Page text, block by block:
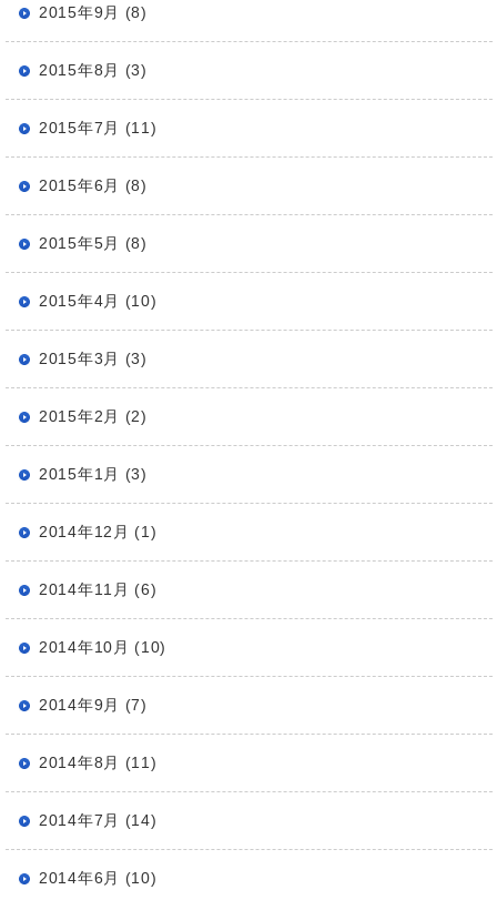
2015年9月 (8)
2015年8月 (3)
2015年7月 (11)
2015年6月 (8)
2015年5月 (8)
2015年4月 (10)
2015年3月 (3)
2015年2月 (2)
2015年1月 (3)
2014年12月 (1)
2014年11月 (6)
2014年10月 (10)
2014年9月 (7)
2014年8月 (11)
2014年7月 (14)
2014年6月 (10)